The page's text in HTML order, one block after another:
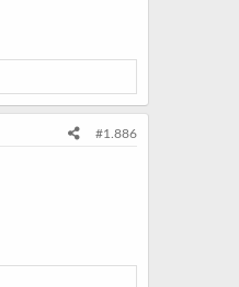
#1.886